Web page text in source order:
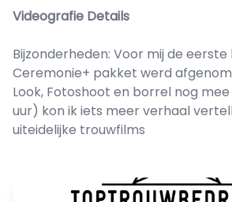
Videografie Details
Bijzonderheden: Voor mij de
Ceremonie+ pakket werd
Look, Fotoshoot en borrel nog
uur) kon ik iets meer verhaal
uiteidelijke trouwfilms